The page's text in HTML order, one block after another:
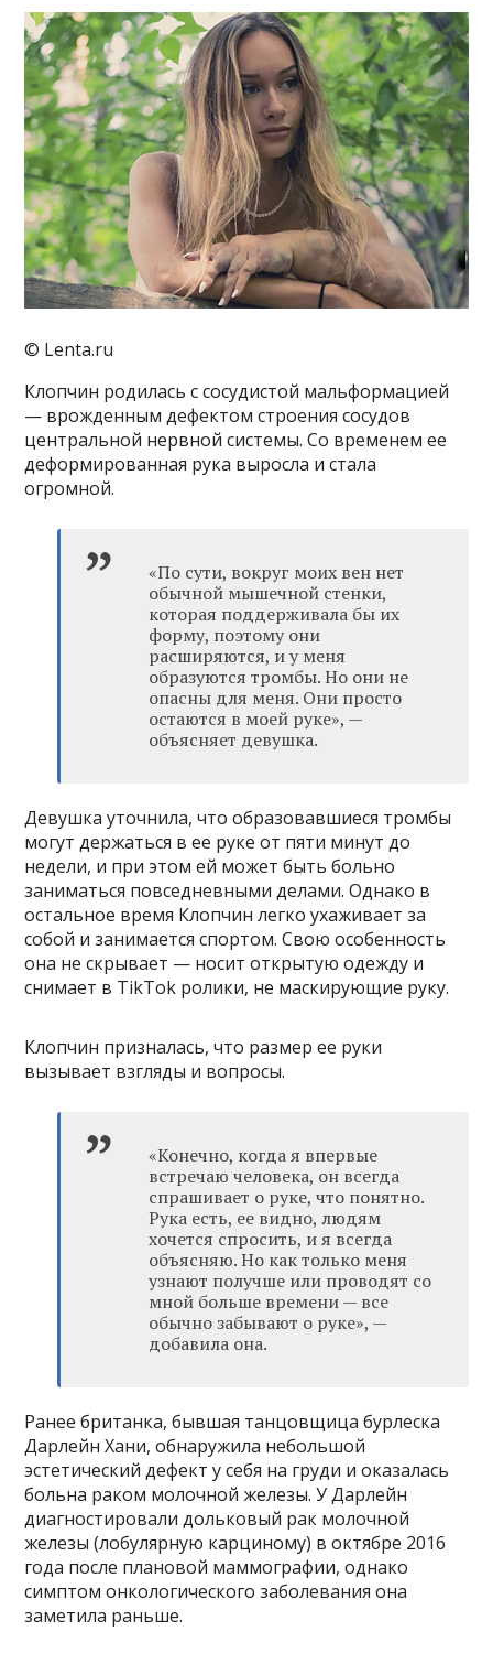
© Lenta.ru
Клопчин родилась с сосудистой мальформацией
— врожденным дефектом строения сосудов
центральной нервной системы. Со временем ее
деформированная рука выросла и стала
огромной.
«По сути, вокруг моих вен нет
обычной мышечной стенки,
которая поддерживала бы их
форму, поэтому они
расширяются, и у меня
образуются тромбы. Но они не
опасны для меня. Они просто
остаются в моей руке», —
объясняет девушка.
Девушка уточнила, что образовавшиеся тромбы
могут держаться в ее руке от пяти минут до
недели, и при этом ей может быть больно
заниматься повседневными делами. Однако в
остальное время Клопчин легко ухаживает за
собой и занимается спортом. Свою особенность
она не скрывает — носит открытую одежду и
снимает в TikTok ролики, не маскирующие руку.
Клопчин призналась, что размер ее руки
вызывает взгляды и вопросы.
«Конечно, когда я впервые
встречаю человека, он всегда
спрашивает о руке, что понятно.
Рука есть, ее видно, людям
хочется спросить, и я всегда
объясняю. Но как только меня
узнают получше или проводят со
мной больше времени — все
обычно забывают о руке», —
добавила она.
Ранее британка, бывшая танцовщица бурлеска
Дарлейн Хани, обнаружила небольшой
эстетический дефект у себя на груди и оказалась
больна раком молочной железы. У Дарлейн
диагностировали дольковый рак молочной
железы (лобулярную карциному) в октябре 2016
года после плановой маммографии, однако
симптом онкологического заболевания она
заметила раньше.